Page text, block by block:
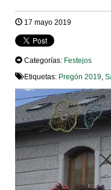
17 mayo 2019
Categorías: Festejos
Etiquetas: Pregón 2019